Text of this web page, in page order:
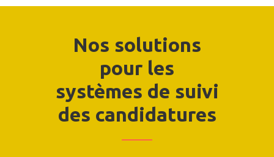
Nos solutions
pour les
systèmes de suivi
des candidatures